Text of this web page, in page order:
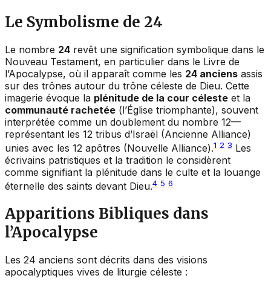
Le Symbolisme de 24
Le nombre 24 revêt une signification symbolique dans le
Nouveau Testament, en particulier dans le Livre de
l’Apocalypse, où il apparaît comme les 24 anciens assis
sur des trônes autour du trône céleste de Dieu. Cette
imagerie évoque la plénitude de la cour céleste et la
communauté rachetée (l’Église triomphante), souvent
interprétée comme un doublement du nombre 12—
représentant les 12 tribus d’Israël (Ancienne Alliance)
unies avec les 12 apôtres (Nouvelle Alliance).1 2 3 Les
écrivains patristiques et la tradition le considèrent
comme signifiant la plénitude dans le culte et la louange
éternelle des saints devant Dieu.4 5 6
Apparitions Bibliques dans
l’Apocalypse
Les 24 anciens sont décrits dans des visions
apocalyptiques vives de liturgie céleste :